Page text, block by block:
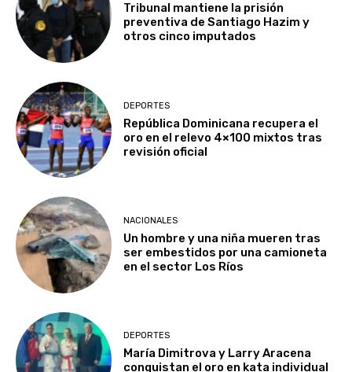
Tribunal mantiene la prisión
preventiva de Santiago Hazim y
otros cinco imputados
DEPORTES
República Dominicana recupera el
oro en el relevo 4×100 mixtos tras
revisión oficial
NACIONALES
Un hombre y una niña mueren tras
ser embestidos por una camioneta
en el sector Los Ríos
DEPORTES
María Dimitrova y Larry Aracena
conquistan el oro en kata individual